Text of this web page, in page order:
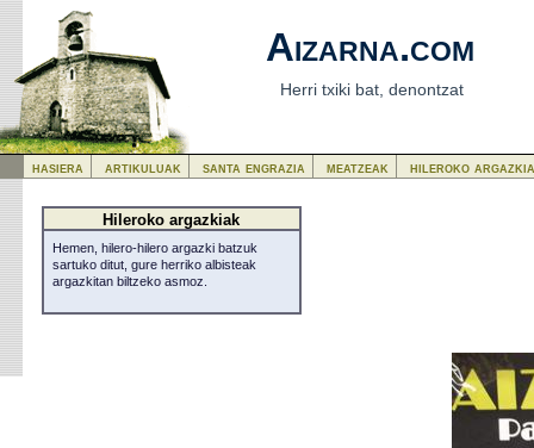
Aizarna.com
Herri txiki bat, denontzat
Hileroko argazkiak
Hemen, hilero-hilero argazki batzuk
sartuko ditut, gure herriko albisteak
argazkitan biltzeko asmoz.
hasiera artikuluak santa engrazia meatzeak hileroko